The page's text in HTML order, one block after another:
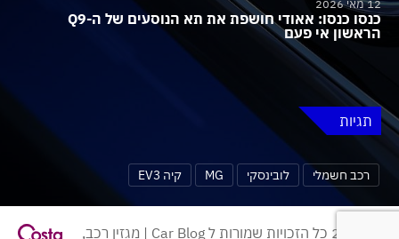
12 מאי 2026
כנסו כנסו: אאודי חושפת את תא הנוסעים של ה-Q9
הראשון אי פעם
תגיות
רכב חשמלי לובינסקי MG קיה EV3
© 2026 כל הזכויות שמורות ל Car Blog | מגזין רכב,